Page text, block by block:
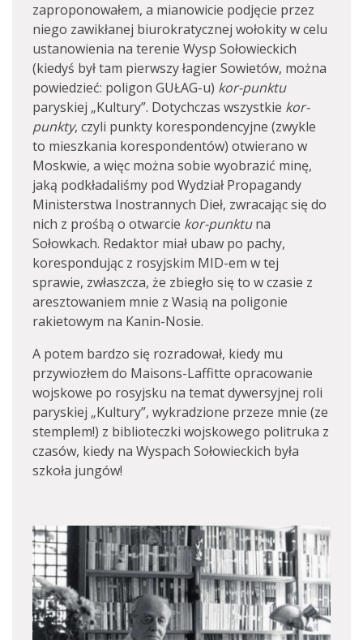
zaproponowałem, a mianowicie podjęcie przez
niego zawikłanej biurokratycznej wołokity w celu
ustanowienia na terenie Wysp Sołowieckich
(kiedyś był tam pierwszy łagier Sowietów, można
powiedzieć: poligon GUŁAG-u) kor-punktu
paryskiej „Kultury”. Dotychczas wszystkie kor-
punkty, czyli punkty korespondencyjne (zwykle
to mieszkania korespondentów) otwierano w
Moskwie, a więc można sobie wyobrazić minę,
jaką podkładaliśmy pod Wydział Propagandy
Ministerstwa Inostrannych Dieł, zwracając się do
nich z prośbą o otwarcie kor-punktuna
Sołowkach. Redaktor miał ubaw po pachy,
korespondując z rosyjskim MID-em w tej
sprawie, zwłaszcza, że zbiegło się to w czasie z
aresztowaniem mnie z Wasią na poligonie
rakietowym na Kanin-Nosie.
A potem bardzo się rozradował, kiedy mu
przywiozłem do Maisons-Laffitte opracowanie
wojskowe po rosyjsku na temat dywersyjnej roli
paryskiej „Kultury”, wykradzione przeze mnie (ze
stemplem!) z biblioteczki wojskowego politruka z
czasów, kiedy na Wyspach Sołowieckich była
szkoła jungów!